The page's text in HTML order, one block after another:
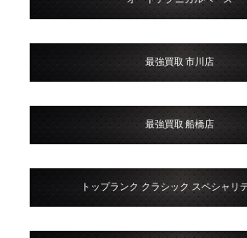
最強買取 市川店
最強買取 船橋店
トップランク クラシック スペシャリ